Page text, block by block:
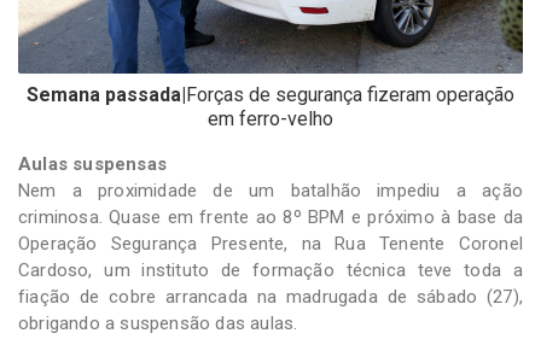
Semana passada|Forças de segurança fizeram operação
em ferro-velho
Aulas suspensas
Nem a proximidade de um batalhão impediu a ação
criminosa. Quase em frente ao 8º BPM e próximo à base da
Operação Segurança Presente, na Rua Tenente Coronel
Cardoso, um instituto de formação técnica teve toda a
fiação de cobre arrancada na madrugada de sábado (27),
obrigando a suspensão das aulas.